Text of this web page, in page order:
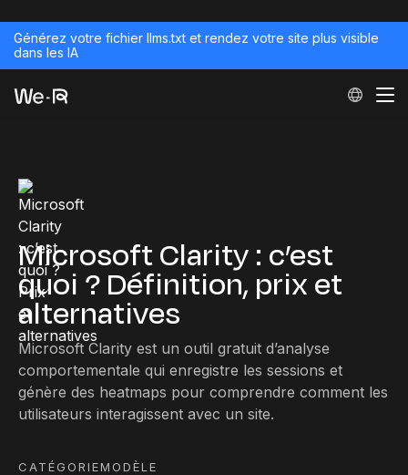
Générez votre fichier llms.txt et rendez votre site plus visible
dans les IA
Microsoft Clarity : c’est
quoi ? Définition, prix et
alternatives
Microsoft Clarity est un outil gratuit d’analyse
comportementale qui enregistre les sessions et
génère des heatmaps pour comprendre comment les
utilisateurs interagissent avec un site.
CATÉGORIEMODÈLE